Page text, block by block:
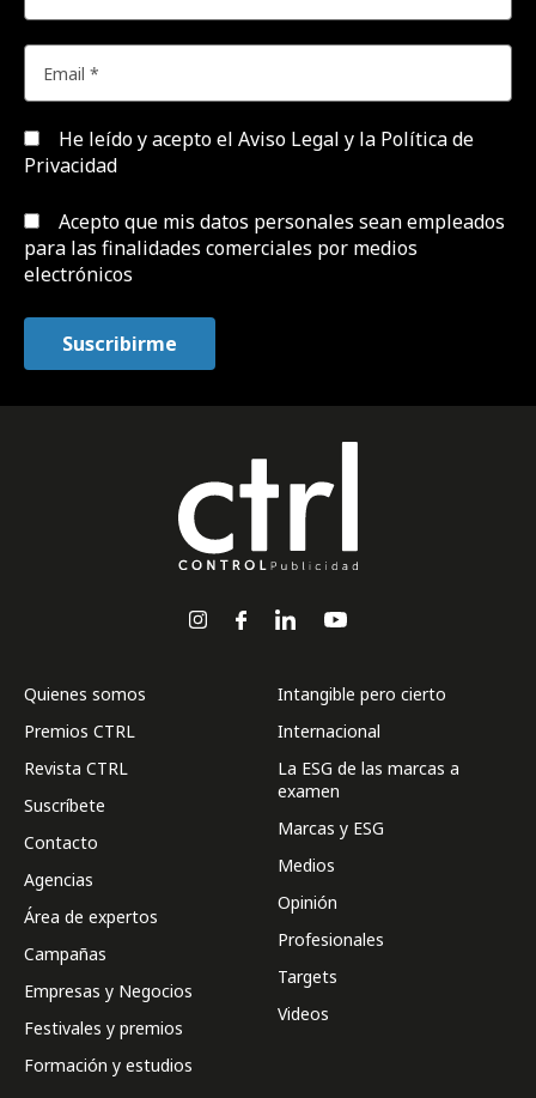
He leído y acepto el Aviso Legal y la Política de
Privacidad
Acepto que mis datos personales sean empleados
para las finalidades comerciales por medios
electrónicos
Quienes somos
Premios CTRL
Revista CTRL
Suscríbete
Contacto
Agencias
Área de expertos
Campañas
Empresas y Negocios
Festivales y premios
Formación y estudios
Intangible pero cierto
Internacional
La ESG de las marcas a
examen
Marcas y ESG
Medios
Opinión
Profesionales
Targets
Videos